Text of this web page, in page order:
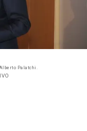
Palatchi.